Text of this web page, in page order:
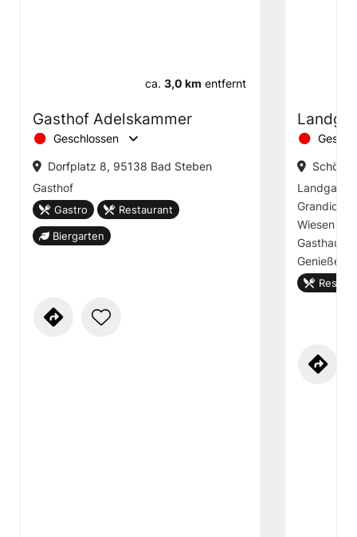
ca. 3,0 km entfernt
Gasthof Adelskammer
Geschlossen
Dorfplatz 8, 95138 Bad Steben
Gasthof
Gastro Restaurant
Biergarten
Schöne
Wiesen in
Gasthaus
Genießen